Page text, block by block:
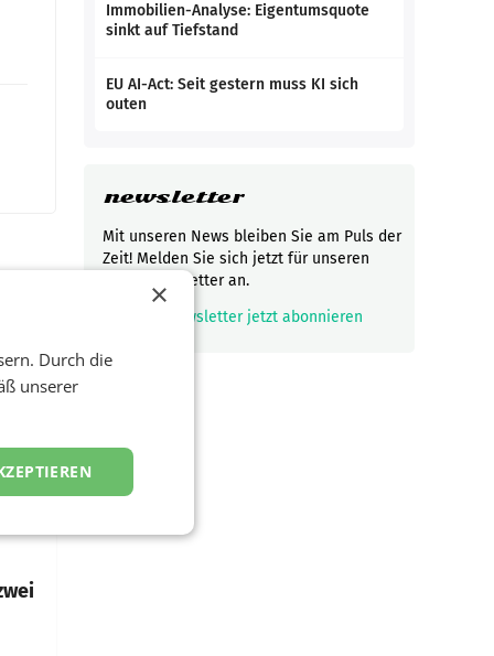
Immobilien-Analyse: Eigentumsquote
sinkt auf Tiefstand
EU AI-Act: Seit gestern muss KI sich
outen
newsletter
Mit unseren News bleiben Sie am Puls der
Zeit! Melden Sie sich jetzt für unseren
gratis Newsletter an.
Newsletter jetzt abonnieren
×
Durch die
unserer